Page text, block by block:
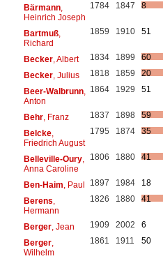
Bärmann,
Heinrich Joseph
1784 1847 8
Bartmuß,
Richard
1859 1910 51
Becker, Albert 1834 1899
60
Becker, Julius 1818 1859
20
Beer-Walbrunn,
Anton
1864 1929 51
Behr, Franz 1837 1898
59
Belcke,
Friedrich August
1795 1874 35
Belleville-Oury,
Anna Caroline
1806 1880 41
Ben-Haim, Paul 1897 1984
18
Berens,
Hermann
1826 1880 41
Berger, Jean 1909 2002
6
Berger,
Wilhelm
1861 1911 50